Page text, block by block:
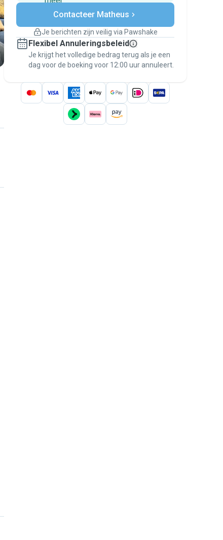
Veilig betalen
Hulp als plannen veranderen
Regel alles via Pawshake — van eerste
bericht tot betaling — en geniet van de
Pawshake Garantie.
Contacteer Matheus
Je berichten zijn veilig via Pawshake
Flexibel Annuleringsbeleid
Je krijgt het volledige bedrag terug als je een
dag voor de boeking voor 12:00 uur annuleert.